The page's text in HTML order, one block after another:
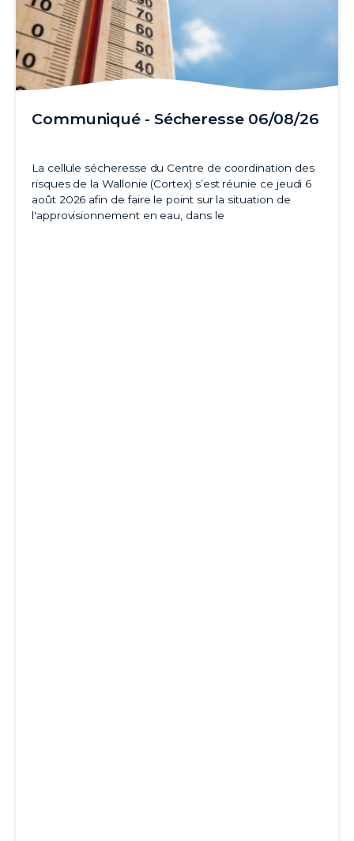
Communiqué - Sécheresse 06/08/26
La cellule sécheresse du Centre de coordination des
risques de la Wallonie (Cortex) s’est réunie ce jeudi 6
août 2026 afin de faire le point sur la situation de
l'approvisionnement en eau, dans le